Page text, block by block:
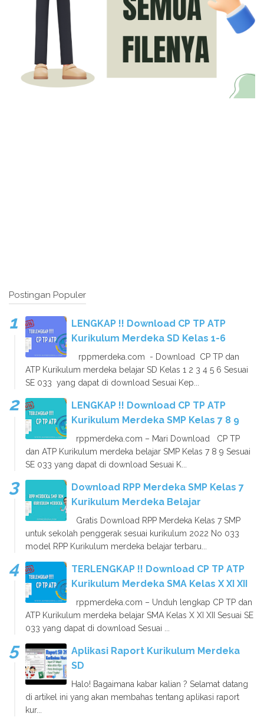
Postingan Populer
LENGKAP !! Download CP TP ATP
Kurikulum Merdeka SD Kelas 1-6
rppmerdeka.com - Download CP TP dan
ATP Kurikulum merdeka belajar SD Kelas 1 2 3 4 5 6 Sesuai
SE 033 yang dapat di download Sesuai Kep...
LENGKAP !! Download CP TP ATP
Kurikulum Merdeka SMP Kelas 7 8 9
rppmerdeka.com – Mari Download CP TP
dan ATP Kurikulum merdeka belajar SMP Kelas 7 8 9 Sesuai
SE 033 yang dapat di download Sesuai K...
Download RPP Merdeka SMP Kelas 7
Kurikulum Merdeka Belajar
Gratis Download RPP Merdeka Kelas 7 SMP
untuk sekolah penggerak sesuai kurikulum 2022 No 033
model RPP Kurikulum merdeka belajar terbaru...
TERLENGKAP !! Download CP TP ATP
Kurikulum Merdeka SMA Kelas X XI XII
rppmerdeka.com – Unduh lengkap CP TP dan
ATP Kurikulum merdeka belajar SMA Kelas X XI XII Sesuai SE
033 yang dapat di download Sesuai ...
Aplikasi Raport Kurikulum Merdeka
SD
Halo! Bagaimana kabar kalian ? Selamat datang
di artikel ini yang akan membahas tentang aplikasi raport
kur...